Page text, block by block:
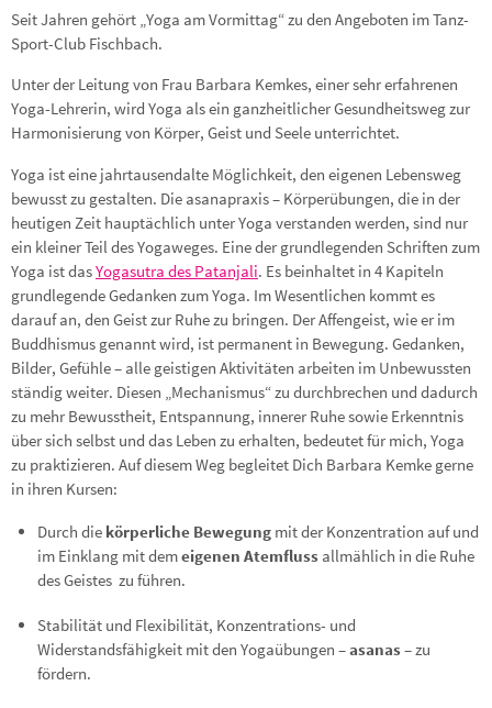
Seit Jahren gehört „Yoga am Vormittag“ zu den Angeboten im Tanz-
Sport-Club Fischbach.
Unter der Leitung von Frau Barbara Kemkes, einer sehr erfahrenen
Yoga-Lehrerin, wird Yoga als ein ganzheitlicher Gesundheitsweg zur
Harmonisierung von Körper, Geist und Seele unterrichtet.
Yoga ist eine jahrtausendalte Möglichkeit, den eigenen Lebensweg
bewusst zu gestalten. Die asanapraxis – Körperübungen, die in der
heutigen Zeit hauptächlich unter Yoga verstanden werden, sind nur
ein kleiner Teil des Yogaweges. Eine der grundlegenden Schriften zum
Yoga ist dasYogasutra des Patanjali. Es beinhaltet in 4 Kapiteln
grundlegende Gedanken zum Yoga. Im Wesentlichen kommt es
darauf an, den Geist zur Ruhe zu bringen. Der Affengeist, wie er im
Buddhismus genannt wird, ist permanent in Bewegung. Gedanken,
Bilder, Gefühle – alle geistigen Aktivitäten arbeiten im Unbewussten
ständig weiter. Diesen „Mechanismus“ zu durchbrechen und dadurch
zu mehr Bewusstheit, Entspannung, innerer Ruhe sowie Erkenntnis
über sich selbst und das Leben zu erhalten, bedeutet für mich, Yoga
zu praktizieren. Auf diesem Weg begleitet Dich Barbara Kemke gerne
in ihren Kursen:
Durch die körperliche Bewegung mit der Konzentration auf und
im Einklang mit demeigenen Atemfluss allmählich in die Ruhe
des Geistes zu führen.
Stabilität und Flexibilität, Konzentrations- und
Widerstandsfähigkeit mit den Yogaübungen –asanas – zu
fördern.